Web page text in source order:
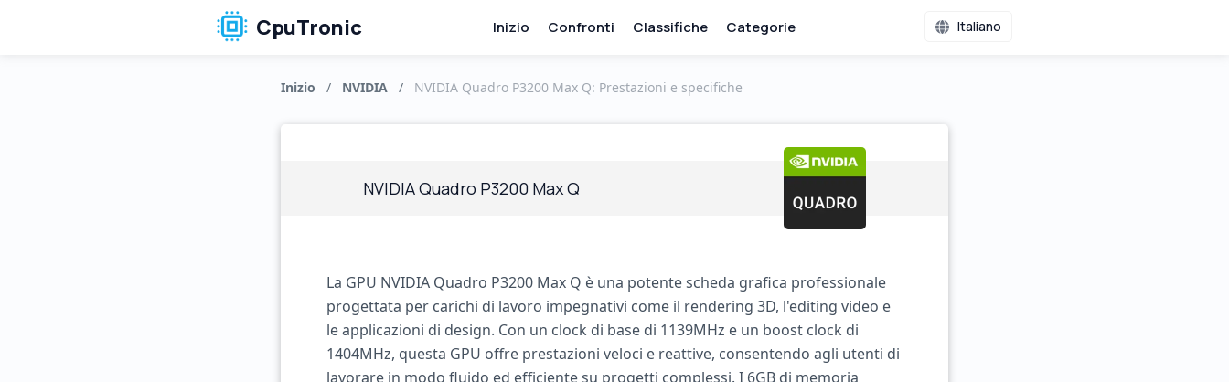
CpuTronic Inizio Confronti Classifiche Categorie Italiano
Inizio / NVIDIA / NVIDIA Quadro P3200 Max Q: Prestazioni e specifiche
NVIDIA Quadro P3200 Max Q
La GPU NVIDIA Quadro P3200 Max Q è una potente scheda grafica professionale
progettata per carichi di lavoro impegnativi come il rendering 3D, l'editing video e
le applicazioni di design. Con un clock di base di 1139MHz e un boost clock di
1404MHz, questa GPU offre prestazioni veloci e reattive, consentendo agli utenti di
lavorare in modo fluido ed efficiente su progetti complessi. I 6GB di memoria